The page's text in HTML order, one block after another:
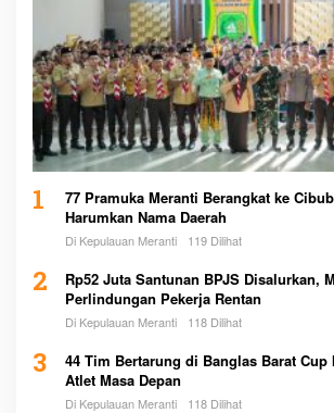
1
77 Pramuka Meranti Berangkat ke
Harumkan Nama Daerah
Di Kepulauan Meranti 119 Dilihat
2
Rp52 Juta Santunan BPJS Disalurkan,
Perlindungan Pekerja Rentan
Di Kepulauan Meranti 118 Dilihat
3
44 Tim Bertarung di Banglas Barat Cup
Atlet Masa Depan
Di Kepulauan Meranti 118 Dilihat